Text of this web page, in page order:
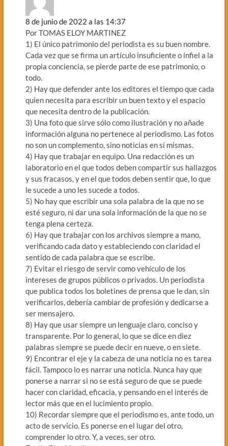
8 de junio de 2022 a las 14:37
Por TOMAS ELOY MARTINEZ
1) El único patrimonio del periodista es su buen nombre.
Cada vez que se firma un artículo insuficiente o infiel a la
propia conciencia, se pierde parte de ese patrimonio, o
todo.
2) Hay que defender ante los editores el tiempo que cada
quien necesita para escribir un buen texto y el espacio
que necesita dentro de la publicación.
3) Una foto que sirve sólo como ilustración y no añade
información alguna no pertenece al periodismo. Las fotos
no son un complemento, sino noticias en sí mismas.
4) Hay que trabajar en equipo. Una redacción es un
laboratorio en el que todos deben compartir sus hallazgos
y sus fracasos, y en el que todos deben sentir que, lo que
le sucede a uno les sucede a todos.
5) No hay que escribir una sola palabra de la que no se
esté seguro, ni dar una sola información de la que no se
tenga plena certeza.
6) Hay que trabajar con los archivos siempre a mano,
verificando cada dato y estableciendo con claridad el
sentido de cada palabra que se escribe.
7) Evitar el riesgo de servir como vehículo de los
intereses de grupos públicos o privados. Un periodista
que publica todos los boletines de prensa que le dan, sin
verificarlos, debería cambiar de profesión y dedicarse a
ser mensajero.
8) Hay que usar siempre un lenguaje claro, conciso y
transparente. Por lo general, lo que se dice en diez
palabras siempre se puede decir en nueve, o en siete.
9) Encontrar el eje y la cabeza de una noticia no es tarea
fácil. Tampoco lo es narrar una noticia. Nunca hay que
ponerse a narrar si no se está seguro de que se puede
hacer con claridad, eficacia, y pensando en el interés de
lector más que en el lucimiento propio.
10) Recordar siempre que el periodismo es, ante todo, un
acto de servicio. Es ponerse en el lugar del otro,
comprender lo otro. Y, a veces, ser otro.